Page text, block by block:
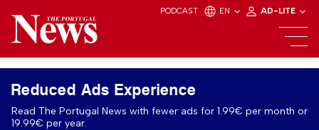
PODCAST EN AD-LITE
Reduced Ads Experience
Read The Portugal News with fewer ads for 1.99€ per month or
19.99€ per year.